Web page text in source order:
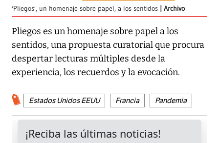
'Pliegos', un homenaje sobre papel, a los sentidos Archivo
Pliegos es un homenaje sobre papel a los
sentidos, una propuesta curatorial que procura
despertar lecturas múltiples desde la
experiencia, los recuerdos y la evocación.
Estados Unidos EEUU Francia Pandemia